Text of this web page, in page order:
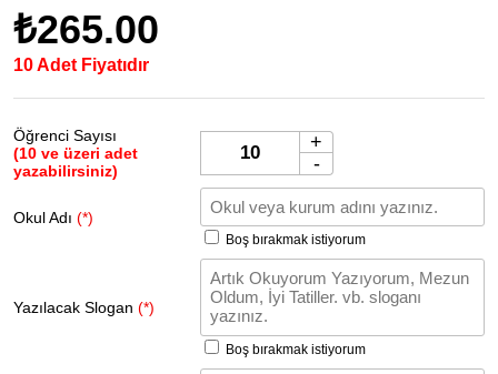
₺265.00
10 Adet Fiyatıdır
Öğrenci Sayısı
(10 ve üzeri adet
yazabilirsiniz)
+
-
Okul Adı (*)
Boş bırakmak istiyorum
Yazılacak Slogan (*)
Boş bırakmak istiyorum